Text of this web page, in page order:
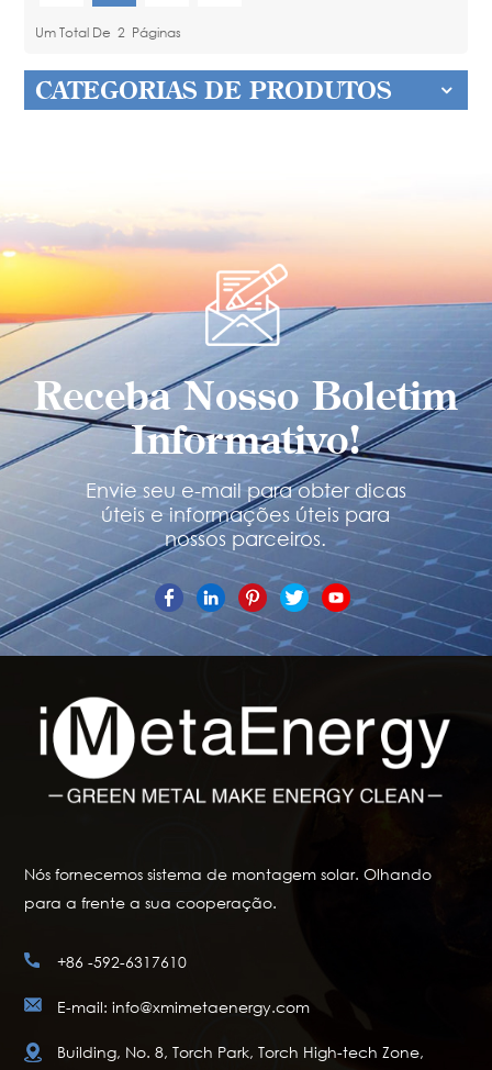
Um Total De 2 Páginas
CATEGORIAS DE PRODUTOS
Receba Nosso Boletim
Informativo!
Envie seu e-mail para obter dicas
úteis e informações úteis para
nossos parceiros.
Nós fornecemos sistema de montagem solar. Olhando
para a frente a sua cooperação.
+86 -592-6317610
E-mail: info@xmimetaenergy.com
Building, No. 8, Torch Park, Torch High-tech Zone,